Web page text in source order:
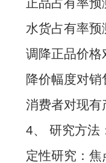
水货占有率预
调降正品价格
降价幅度对销
消费者对现有
4、 研究方法
定性研究：焦